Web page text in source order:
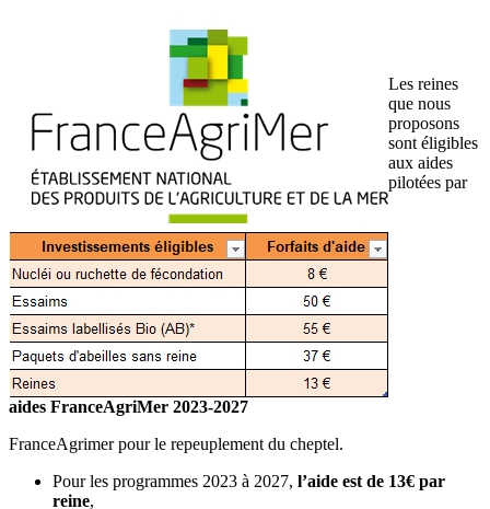
aides FranceAgriMer 2023-2027
Les reines
que nous
proposons
sont éligibles
aux aides
pilotées par
FranceAgrimer pour le repeuplement du cheptel.
Pour les programmes 2023 à 2027, l’aide est de 13€ par
reine,